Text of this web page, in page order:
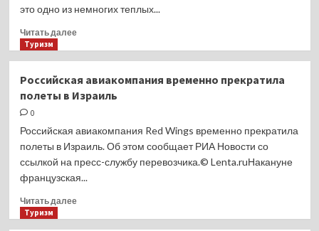
это одно из немногих теплых...
Читать далееПрочитать
Ланка
отменила
туристов
из России
Туризм
Российская авиакомпания временно прекратила
полеты в Израиль
0
Российская авиакомпания Red Wings временно прекратила
полеты в Израиль. Об этом сообщает РИА Новости со
ссылкой на пресс-службу перевозчика.© Lenta.ruНакануне
французская...
Читать далееПрочитать
Туризм